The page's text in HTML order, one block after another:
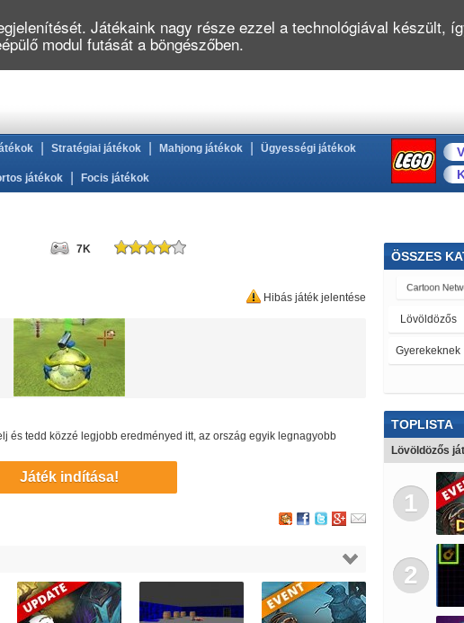
Stratégiai játékok Mahjong játékok Ügyességi játékok
játékok Focis játékok
7K
Hibás játék jelentése
és tedd közzé legjobb eredményed itt, az ország egyik legnagyobb
Játék indítása!
ÖSSZES
TOPLISTA
Lövöldözős
1
2
Játékaink nagy része ezzel a technológiával készült,
modul futását a böngészőben.